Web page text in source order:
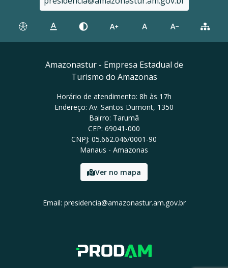
Amazonastur - Empresa Estadual de
Turismo do Amazonas
Horário de atendimento: 8h às 17h
Endereço: Av. Santos Dumont, 1350
Bairro: Tarumã
CEP: 69041-000
CNPJ: 05.662.046/0001-90
Manaus - Amazonas
Ver no mapa
Email: presidencia@amazonastur.am.gov.br